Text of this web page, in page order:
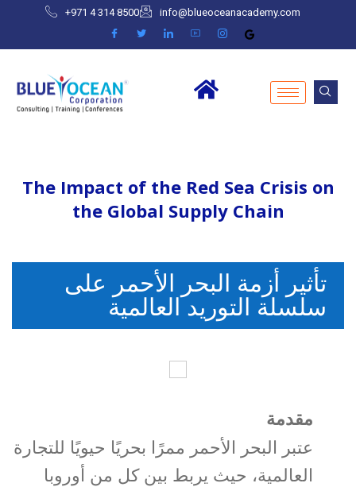
+971 4 314 8500 info@blueoceanacademy.com
The Impact of the Red Sea Crisis on
the Global Supply Chain
تأثير أزمة البحر الأحمر على
سلسلة التوريد العالمية
مقدمة
عتبر البحر الأحمر ممرًا بحريًا حيويًا للتجارة
العالمية، حيث يربط بين كل من أوروبا